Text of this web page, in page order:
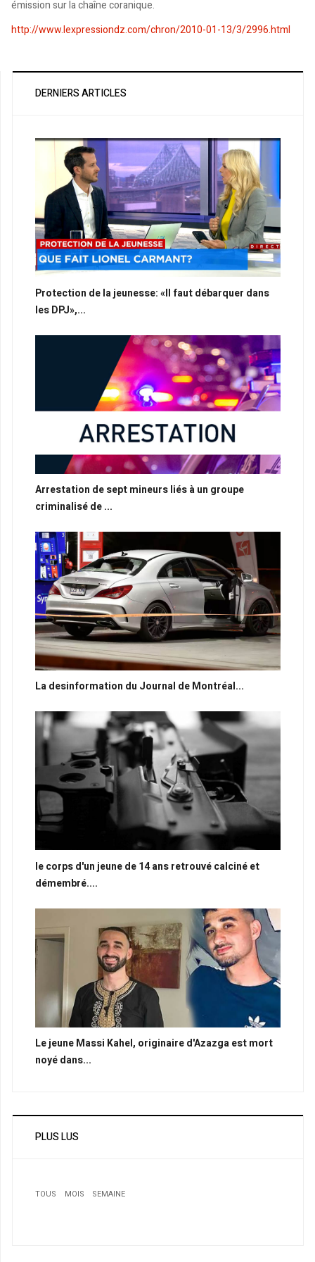
émission sur la chaîne coranique.
http://www.lexpressiondz.com/chron/2010-01-13/3/2996.html
DERNIERS ARTICLES
Protection de la jeunesse: «Il faut débarquer dans
les DPJ»,...
Arrestation de sept mineurs liés à un groupe
criminalisé de ...
La desinformation du Journal de Montréal...
le corps d'un jeune de 14 ans retrouvé calciné et
démembré....
Le jeune Massi Kahel, originaire d'Azazga est mort
noyé dans...
PLUS LUS
TOUS MOIS
SEMAINE